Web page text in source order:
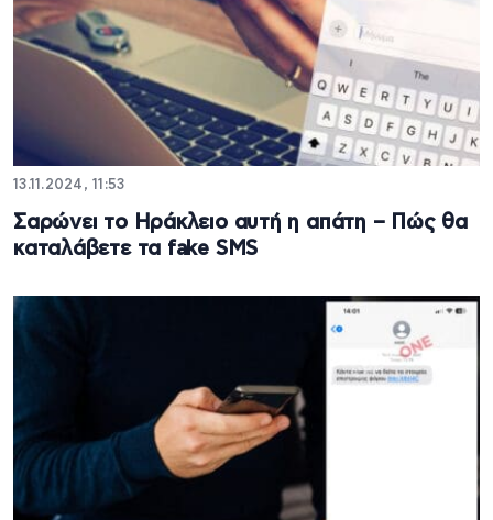
13.11.2024, 11:53
Σαρώνει το Ηράκλειο αυτή η απάτη – Πώς θα
καταλάβετε τα fake SMS